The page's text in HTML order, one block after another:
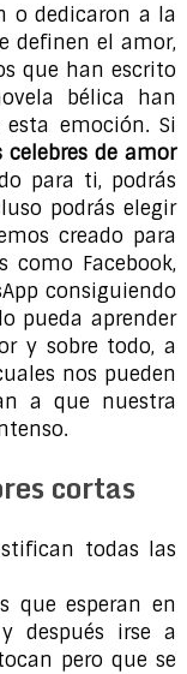
o dedicaron a la
definen el amor,
que han escrito
bélica han
emoción. Si
celebres de amor
para ti, podrás
podrás elegir
creado para
como Facebook,
consiguiendo
pueda aprender
y sobre todo, a
nos pueden
a que nuestra
cortas
todas las
que esperan en
después irse a
pero que se